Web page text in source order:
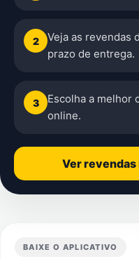
2
Veja as revendas
prazo de entrega.
3
Escolha a melhor
online.
Ver
BAIXE O APLICATIVO